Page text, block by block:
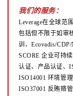
我们的服务：
Leverage在全球范
包括但不限于如审
训、Ecovadis/
SCORE 企业可持
认证、产品认证、
ISO14001 环境管
ISO37001 反贿赂